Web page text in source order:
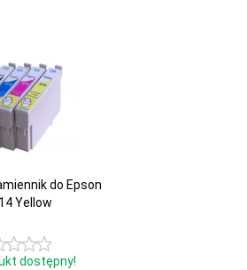
do Epson
Yellow
dostępny!